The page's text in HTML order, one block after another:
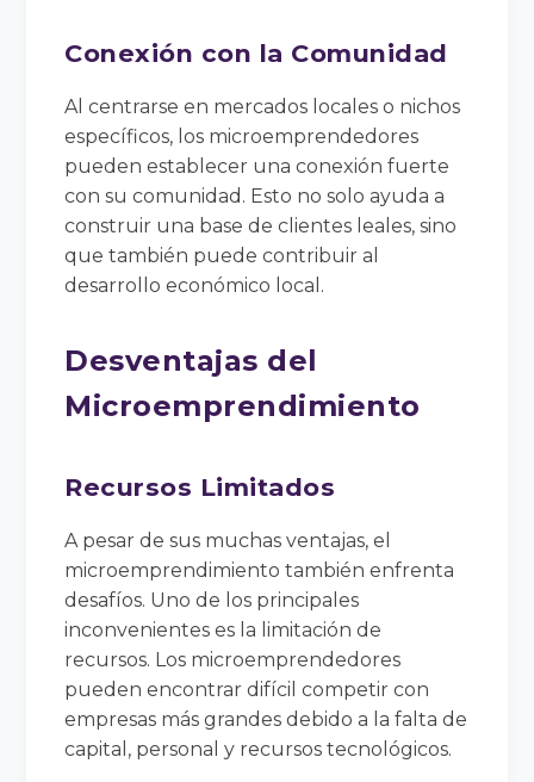
Conexión con la Comunidad
Al centrarse en mercados locales o nichos
específicos, los microemprendedores
pueden establecer una conexión fuerte
con su comunidad. Esto no solo ayuda a
construir una base de clientes leales, sino
que también puede contribuir al
desarrollo económico local.
Desventajas del
Microemprendimiento
Recursos Limitados
A pesar de sus muchas ventajas, el
microemprendimiento también enfrenta
desafíos. Uno de los principales
inconvenientes es la limitación de
recursos. Los microemprendedores
pueden encontrar difícil competir con
empresas más grandes debido a la falta de
capital, personal y recursos tecnológicos.